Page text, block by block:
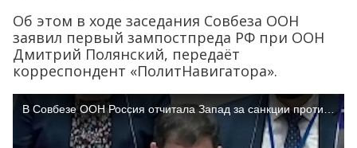
Об этом в ходе заседания Совбеза ООН
заявил первый зампостпреда РФ при ООН
Дмитрий Полянский, передаёт
корреспондент «ПолитНавигатора».